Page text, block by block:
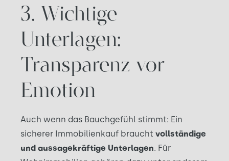
3. Wichtige
Unterlagen:
Transparenz vor
Emotion
Auch wenn das Bauchgefühl stimmt: Ein
sicherer Immobilienkauf braucht vollständige
und aussagekräftige Unterlagen. Für